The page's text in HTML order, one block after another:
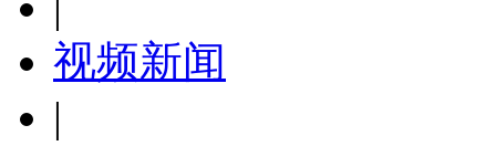
视频新闻
|